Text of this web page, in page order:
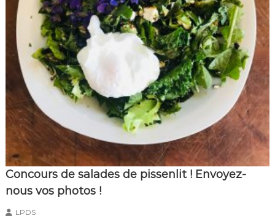
Concours de salades de pissenlit ! Envoyez-
nous vos photos !
LPDS